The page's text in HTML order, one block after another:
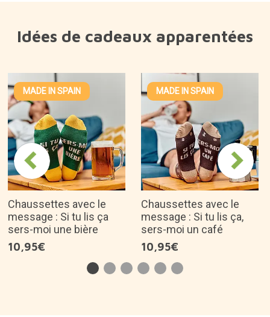
Idées de cadeaux apparentées
MADE IN SPAIN
Chaussettes avec le
message : Si tu lis ça
sers-moi une bière
10,95€
MADE IN SPAIN
Chaussettes avec le
message : Si tu lis ça,
sers-moi un café
10,95€